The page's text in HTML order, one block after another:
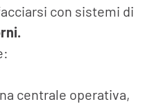
con sistemi di
centrale operativa,